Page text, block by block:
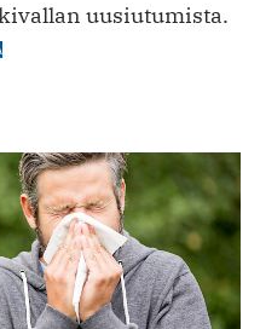
uusiutumista.